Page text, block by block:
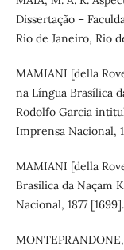
Dissertação –
Rio de Janeiro, Rio
MAMIANI [della
na Língua Brasílica
Rodolfo Garcia
Imprensa Nacional,
MAMIANI [della
Brasilica da Naçam
Nacional, 1877